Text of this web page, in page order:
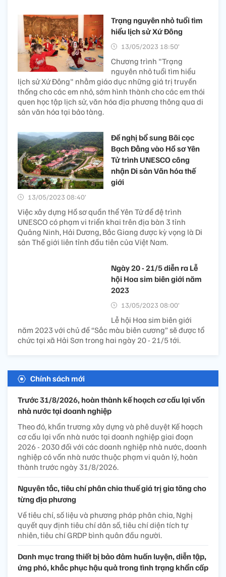
Trạng nguyên nhỏ tuổi tìm
hiểu lịch sử Xứ Đông
13/05/2023 18:50’
Chương trình "Trạng
nguyên nhỏ tuổi tìm hiểu
lịch sử Xứ Đông" nhằm giáo dục những giá trị truyền
thống cho các em nhỏ, sớm hình thành cho các em thói
quen học tập lịch sử, văn hóa địa phương thông qua di
sản văn hóa tại bảo tàng.
Đề nghị bổ sung Bãi cọc
Bạch Đằng vào Hồ sơ Yên
Tử trình UNESCO công
nhận Di sản Văn hóa thế
giới
13/05/2023 08:40’
Việc xây dựng Hồ sơ quần thể Yên Tử để đệ trình
UNESCO có phạm vi triển khai trên địa bàn 3 tỉnh
Quảng Ninh, Hải Dương, Bắc Giang được kỳ vọng là Di
sản Thế giới liên tỉnh đầu tiên của Việt Nam.
Ngày 20 - 21/5 diễn ra Lễ
hội Hoa sim biên giới năm
2023
13/05/2023 08:00’
Lễ hội Hoa sim biên giới
năm 2023 với chủ đề “Sắc màu biên cương” sẽ được tổ
chức tại xã Hải Sơn trong hai ngày 20 - 21/5 tới.
Chính sách mới
Trước 31/8/2026, hoàn thành kế hoạch cơ cấu lại vốn
nhà nước tại doanh nghiệp
Theo đó, khẩn trương xây dựng và phê duyệt Kế hoạch
cơ cấu lại vốn nhà nước tại doanh nghiệp giai đoạn
2026 - 2030 đối với các doanh nghiệp nhà nước, doanh
nghiệp có vốn nhà nước thuộc phạm vi quản lý, hoàn
thành trước ngày 31/8/2026.
Nguyên tắc, tiêu chí phân chia thuế giá trị gia tăng cho
từng địa phương
Về tiêu chí, số liệu và phương pháp phân chia, Nghị
quyết quy định tiêu chí dân số, tiêu chí diện tích tự
nhiên, tiêu chí GRDP bình quân đầu người.
Danh mục trang thiết bị bảo đảm huấn luyện, diễn tập,
ứng phó, khắc phục hậu quả trong tình trạng khẩn cấp